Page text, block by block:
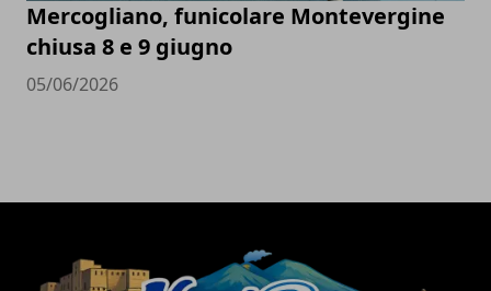
Mercogliano, funicolare Montevergine
chiusa 8 e 9 giugno
05/06/2026